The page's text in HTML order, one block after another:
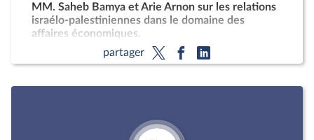
MM. Saheb Bamya et Arie Arnon sur les relations
israélo-palestiniennes dans le domaine des
affaires économiques.
partager